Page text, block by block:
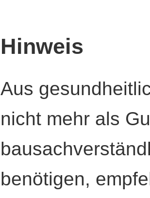
Hinweis
Aus
nicht mehr als
benötigen,